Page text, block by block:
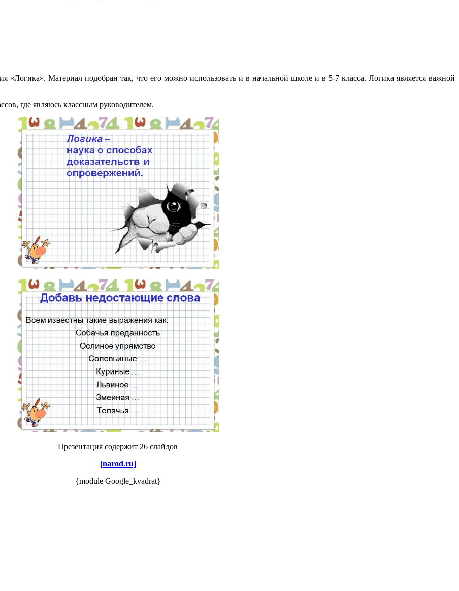
«Логика». Материал подобран так, что его можно использовать и в начальной школе и в 5-7 класса. Логика является важной
где являюсь классным руководителем.
Презентация содержит 26 слайдов
[narod.ru]
{module Google_kvadrat}